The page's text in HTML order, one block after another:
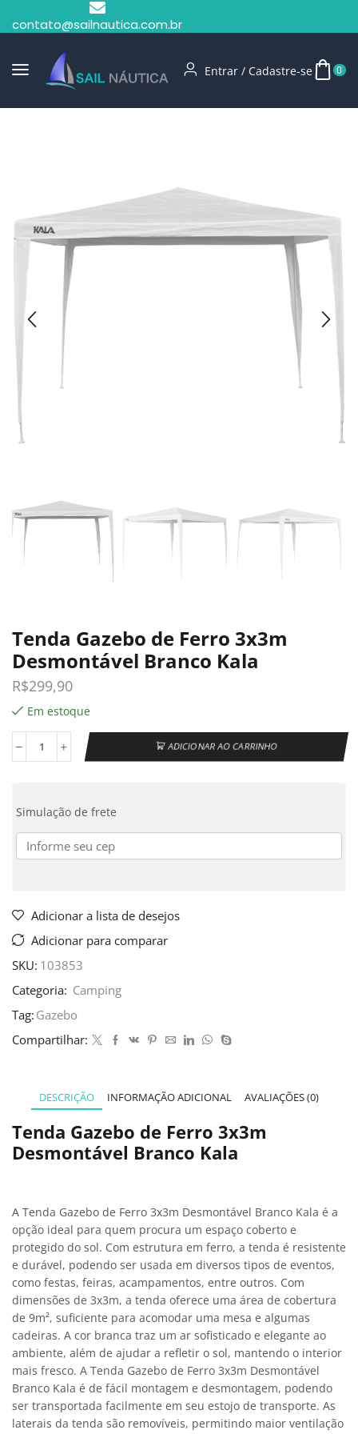
contato@sailnautica.com.br
Entrar / Cadastre-se 0
Tenda Gazebo de Ferro 3x3m
Desmontável Branco Kala
R$299,90
Em estoque
ADICIONAR AO CARRINHO
Simulação de frete
Adicionar a lista de desejos
Adicionar para comparar
SKU: 103853
Categoria: Camping
Tag: Gazebo
Compartilhar:
DESCRIÇÃO INFORMAÇÃO ADICIONAL AVALIAÇÕES (0)
Tenda Gazebo de Ferro 3x3m
Desmontável Branco Kala
A Tenda Gazebo de Ferro 3x3m Desmontável Branco Kala é a
opção ideal para quem procura um espaço coberto e
protegido do sol. Com estrutura em ferro, a tenda é resistente
e durável, podendo ser usada em diversos tipos de eventos,
como festas, feiras, acampamentos, entre outros. Com
dimensões de 3x3m, a tenda oferece uma área de cobertura
de 9m², suficiente para acomodar uma mesa e algumas
cadeiras. A cor branca traz um ar sofisticado e elegante ao
ambiente, além de ajudar a refletir o sol, mantendo o interior
mais fresco. A Tenda Gazebo de Ferro 3x3m Desmontável
Branco Kala é de fácil montagem e desmontagem, podendo
ser transportada facilmente em seu estojo de transporte. As
laterais da tenda são removíveis, permitindo maior ventilação